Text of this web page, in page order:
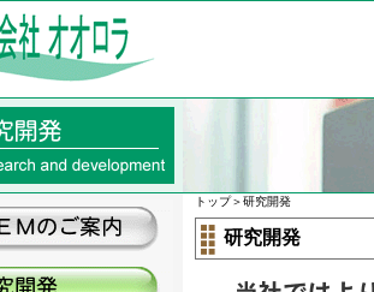
トップ＞研究開発
研究開発